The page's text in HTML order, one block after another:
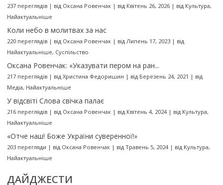
237 переглядів| від Оксана Ровенчак| від Квітень 26, 2026| від Культура,
Найактуальніше
Коли небо в молитвах за нас
220 переглядів| від Оксана Ровенчак| від Липень 17, 2023| від
Найактуальніше, Суспільство
Оксана Ровенчак: «Указувати пером на ран...
217 переглядів| від Христина Федоришин | від Березень 24, 2021 | від
Медіа, Найактуальніше
У відсвіті Слова свічка палає
216 переглядів| від Оксана Ровенчак| від Квітень 4, 2024| від Культура,
Найактуальніше
«Отче наш! Боже України суверенної!»
203 перегляди | від Оксана Ровенчак| від Травень 5, 2024| від Культура,
Найактуальніше
ДАЙДЖЕСТИ